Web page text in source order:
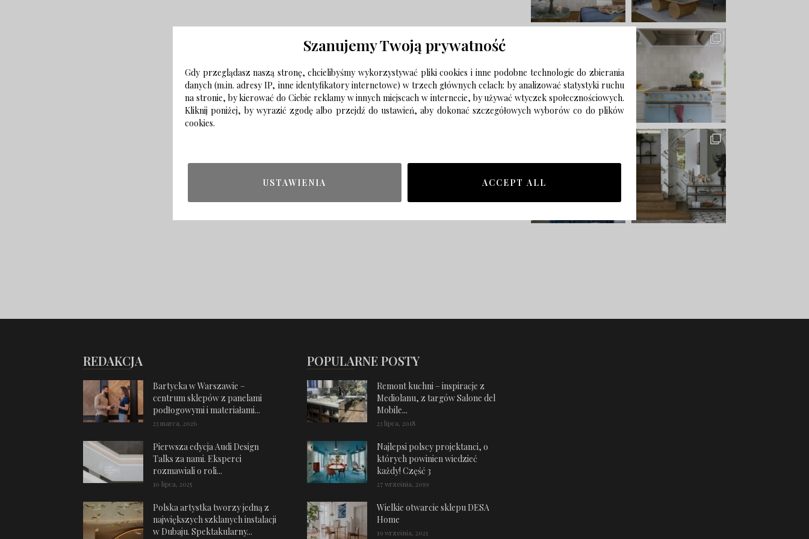
REDAKCJA
Bartycka w Warszawie –
centrum sklepów z panelami
podłogowymi i materiałami...
23 marca, 2026
Pierwsza edycja Audi Design
Talks za nami. Eksperci
rozmawiali o roli...
10 lipca, 2025
Polska artystka tworzy jedną z
największych szklanych instalacji
w Dubaju. Spektakularny...
POPULARNE POSTY
Remont kuchni – inspiracje z
Mediolanu, z targów Salone del
Mobile...
23 lipca, 2018
Najlepsi polscy projektanci, o
których powinien wiedzieć
każdy! Część 3
27 września, 2019
Wielkie otwarcie sklepu DESA
Home
19 września, 2021
Szanujemy Twoją prywatność
Gdy przeglądasz naszą stronę, chcielibyśmy wykorzystywać pliki cookies i inne podobne technologie do zbierania
danych (m.in. adresy IP, inne identyfikatory internetowe) w trzech głównych celach: by analizować statystyki ruchu
na stronie, by kierować do Ciebie reklamy w innych miejscach w internecie, by używać wtyczek społecznościowych.
Kliknij poniżej, by wyrazić zgodę albo przejdź do ustawień, aby dokonać szczegółowych wyborów co do plików
cookies.
USTAWIENIA ACCEPT ALL